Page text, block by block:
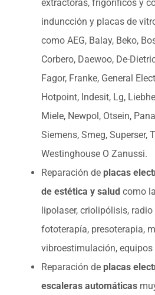
extractoras, frigoríficos y
induncción y placas de
como AEG, Balay, Beko,
Corbero, Daewoo, De-
Fagor, Franke, General
Hotpoint, Indesit, Lg,
Miele, Newpol, Otsein,
Siemens, Smeg, Superser,
Westinghouse O Zanussi.
Reparación de placas
de estética y salud como
lipolaser, criolipólisis,
fototerapía, presoterapia,
vibroestimulación,
Reparación de placas
escaleras automáticas